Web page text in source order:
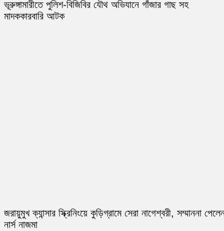
ভূরুঙ্গামারীতে পুলিশ-বিজিবির যৌথ অভিযানে গাঁজার গাছ সহ
মাদককারবারি আটক
জরায়ুমুখ ক্যান্সার স্ক্রিনিংয়ে কুড়িগ্রামে সেরা নাগেশ্বরী, সম্মাননা
নার্স নাজমা